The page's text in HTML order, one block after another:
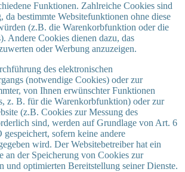
Funktionen. Zahlreiche Cookies sind
da bestimmte Websitefunktionen ohne diese
(z.B. die Warenkorbfunktion oder die
Andere Cookies dienen dazu, das
oder Werbung anzuzeigen.
des elektronischen
(notwendige Cookies) oder zur
von Ihnen erwünschter Funktionen
z. B. für die Warenkorbfunktion) oder zur
(z.B. Cookies zur Messung des
sind, werden auf Grundlage von Art. 6
sofern keine andere
wird. Der Websitebetreiber hat ein
an der Speicherung von Cookies zur
und optimierten Bereitstellung seiner Dienste.